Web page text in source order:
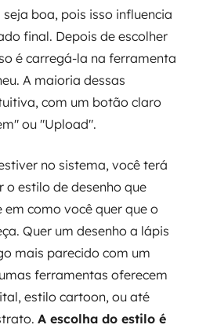
boa, pois isso influencia
final. Depois de escolher
é carregá-la na ferramenta
A maioria dessas
com um botão claro
ou "Upload".
no sistema, você terá
o estilo de desenho que
como você quer que o
Quer um desenho a lápis
mais parecido com um
ferramentas oferecem
estilo cartoon, ou até
A escolha do estilo é